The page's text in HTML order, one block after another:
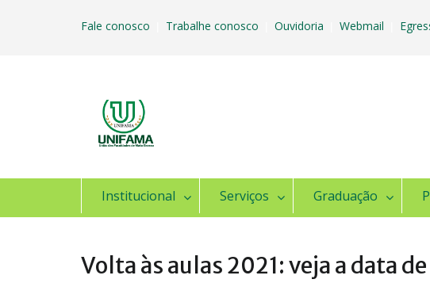
Fale conosco Trabalhe conosco Ouvidoria Webmail
Institucional Serviços Graduação
Volta às aulas 2021: veja a data